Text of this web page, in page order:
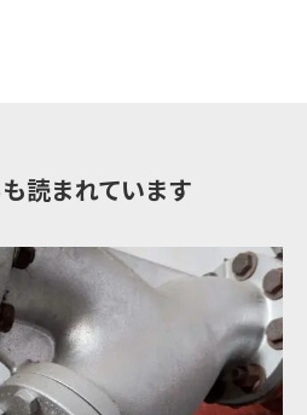
読まれています